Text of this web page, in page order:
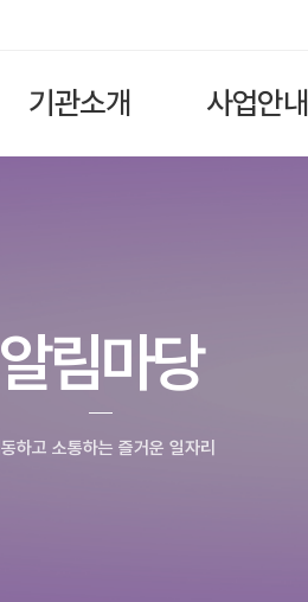
기관소개 사업안내
알림마당
하고 소통하는 즐거운 일자리